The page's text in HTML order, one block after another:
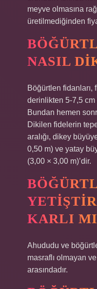
meyve olmasına
üretilmediğinden
NASIL
Böğürtlen fidanları,
derinlikten 5-7,5
Bundan hemen
Dikilen fidelerin
aralığı, dikey
0,50 m) ve yatay
(3,00 × 3,00 m)’dir.
KARLI
Ahududu ve
masraflı olmayan
arasındadır.